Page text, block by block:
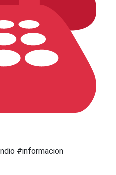
#informacion